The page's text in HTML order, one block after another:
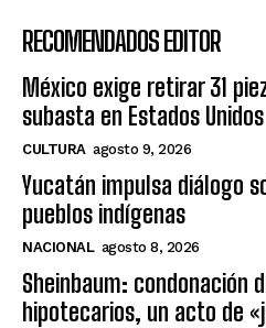
RECOMENDADOS EDITOR
México exige retirar 31
subasta en Estados Unidos
CULTURA agosto 9, 2026
Yucatán impulsa diálogo
pueblos indígenas
NACIONAL agosto 8, 2026
Sheinbaum: condonación
hipotecarios, un acto de